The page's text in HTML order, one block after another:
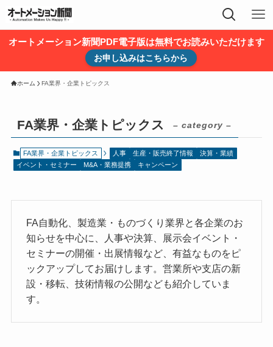
オートメーション新聞PDF電子版は無料でお読みいただけます
お申し込みはこちらから
ホーム FA業界・企業トピックス
FA業界・企業トピックス – category –
FA業界・企業トピックス 人事 生産・販売終了情報
決算・業績
イベント・セミナー
M&A・業務提携 キャンペーン
FA自動化、製造業・ものづくり業界と各企業のお
知らせを中心に、人事や決算、展示会イベント・
セミナーの開催・出展情報など、有益なものをピ
ックアップしてお届けします。営業所や支店の新
設・移転、技術情報の公開なども紹介していま
す。